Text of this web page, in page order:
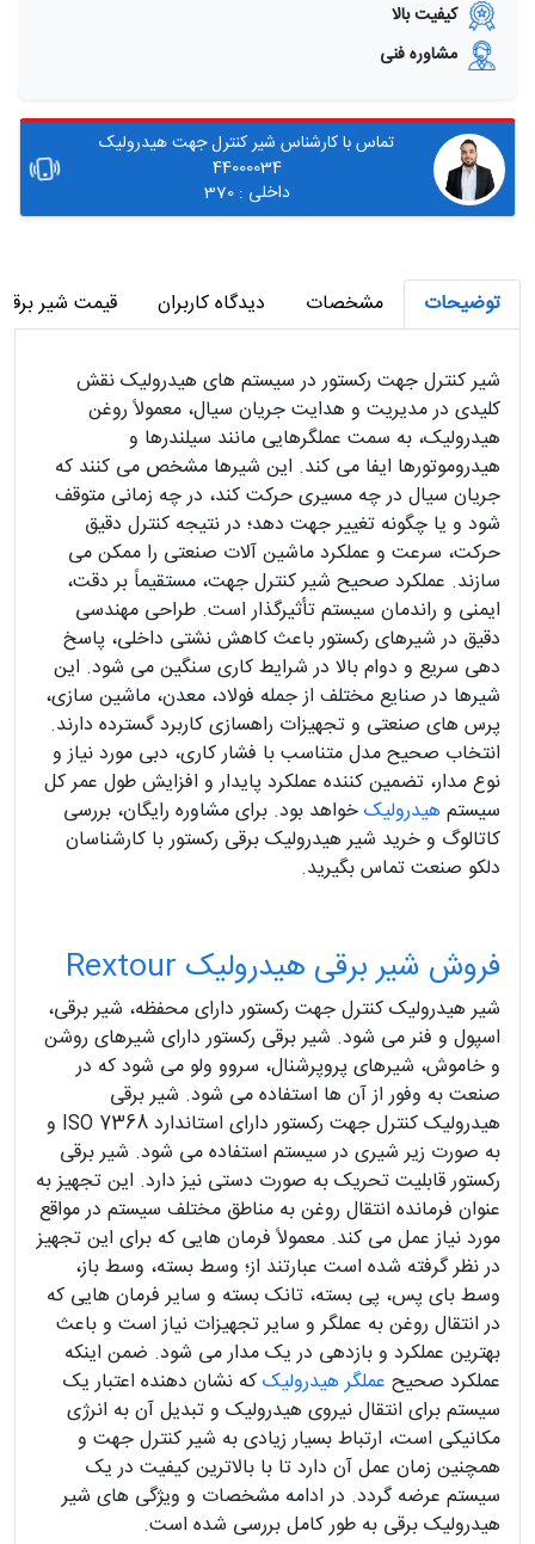
کیفیت بالا
مشاوره فنی
تماس با کارشناس شیر کنترل جهت هیدرولیک
44000034
داخلی : 370
توضیحات مشخصات دیدگاه کاربران قیمت شیر
شیر کنترل جهت رکستور در سیستم های هیدرولیک نقش
کلیدی در مدیریت و هدایت جریان سیال، معمولاً روغن
هیدرولیک، به سمت عملگرهایی مانند سیلندرها و
هیدروموتورها ایفا می کند. این شیرها مشخص می کنند که
جریان سیال در چه مسیری حرکت کند، در چه زمانی متوقف
شود و یا چگونه تغییر جهت دهد؛ در نتیجه کنترل دقیق
حرکت، سرعت و عملکرد ماشین آلات صنعتی را ممکن می
سازند. عملکرد صحیح شیر کنترل جهت، مستقیماً بر دقت،
ایمنی و راندمان سیستم تأثیرگذار است. طراحی مهندسی
دقیق در شیرهای رکستور باعث کاهش نشتی داخلی، پاسخ
دهی سریع و دوام بالا در شرایط کاری سنگین می شود. این
شیرها در صنایع مختلف از جمله فولاد، معدن، ماشین سازی،
پرس های صنعتی و تجهیزات راهسازی کاربرد گسترده دارند.
انتخاب صحیح مدل متناسب با فشار کاری، دبی مورد نیاز و
نوع مدار، تضمین کننده عملکرد پایدار و افزایش طول عمر کل
سیستم هیدرولیکخواهد بود. برای مشاوره رایگان، بررسی
کاتالوگ و خرید شیر هیدرولیک برقی رکستور با کارشناسان
دلکو صنعت تماس بگیرید.
فروش شیر برقی هیدرولیک Rextour
شیر هیدرولیک کنترل جهت رکستور دارای محفظه، شیر برقی،
اسپول و فنر می شود. شیر برقی رکستور دارای شیرهای روشن
و خاموش، شیرهای پروپرشنال، سروو ولو می شود که در
صنعت به وفور از آن ها استفاده می شود. شیر برقی
هیدرولیک کنترل جهت رکستور دارای استاندارد ISO 7368 و
به صورت زیر شیری در سیستم استفاده می شود. شیر برقی
رکستور قابلیت تحریک به صورت دستی نیز دارد. این تجهیز به
عنوان فرمانده انتقال روغن به مناطق مختلف سیستم در مواقع
مورد نیاز عمل می کند. معمولاً فرمان هایی که برای این تجهیز
در نظر گرفته شده است عبارتند از؛ وسط بسته، وسط باز،
وسط بای پس، پی بسته، تانک بسته و سایر فرمان هایی که
در انتقال روغن به عملگر و سایر تجهیزات نیاز است و باعث
بهترین عملکرد و بازدهی در یک مدار می شود. ضمن اینکه
عملکرد صحیح عملگر هیدرولیککه نشان دهنده اعتبار یک
سیستم برای انتقال نیروی هیدرولیک و تبدیل آن به انرژی
مکانیکی است، ارتباط بسیار زیادی به شیر کنترل جهت و
همچنین زمان عمل آن دارد تا با بالاترین کیفیت در یک
سیستم عرضه گردد. در ادامه مشخصات و ویژگی های شیر
هیدرولیک برقی به طور کامل بررسی شده است.